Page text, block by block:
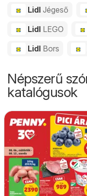
Lidl Jégeső
Lidl LEGO
Lidl Bors
Népszerű
katalógusok